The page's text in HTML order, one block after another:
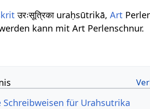
उरःसूत्रिका uraḥsūtrikā,Art
kann mit Art Perlenschnur.
Schreibweisen für Urahsutrika